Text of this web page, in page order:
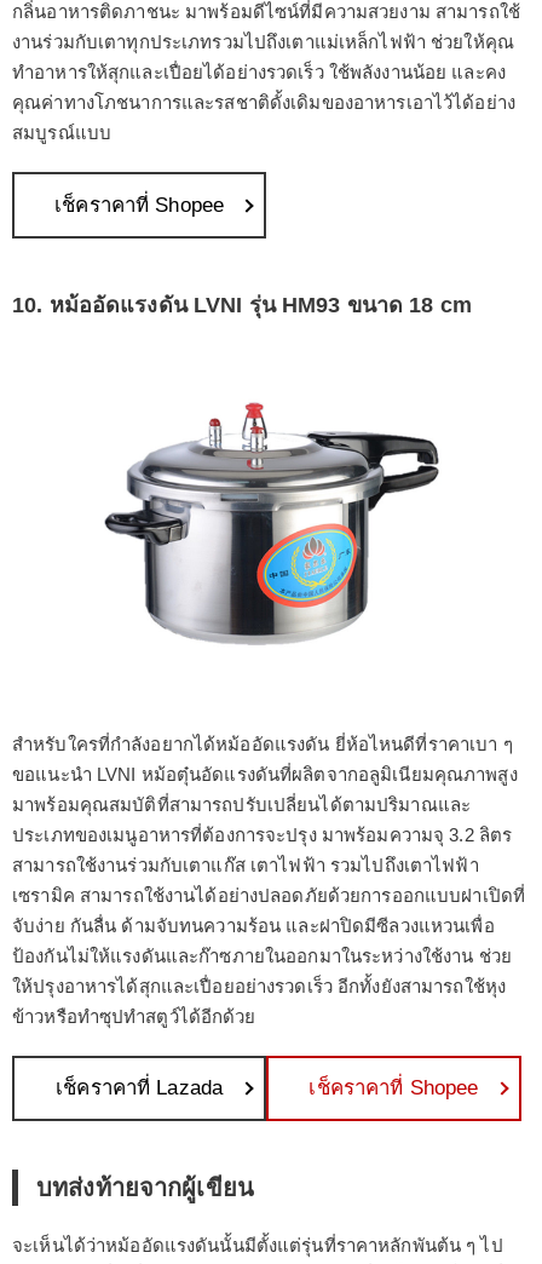
กลิ่นอาหารติดภาชนะ มาพร้อมดีไซน์ที่มีความสวยงาม สามารถใช้
งานร่วมกับเตาทุกประเภทรวมไปถึงเตาแม่เหล็กไฟฟ้า ช่วยให้คุณ
ทำอาหารให้สุกและเปื่อยได้อย่างรวดเร็ว ใช้พลังงานน้อย และคง
คุณค่าทางโภชนาการและรสชาติดั้งเดิมของอาหารเอาไว้ได้อย่าง
สมบูรณ์แบบ
เช็คราคาที่ Shopee
10. หม้ออัดแรงดัน LVNI รุ่น HM93 ขนาด 18 cm
สำหรับใครที่กำลังอยากได้หม้ออัดแรงดัน ยี่ห้อไหนดีที่ราคาเบา ๆ
ขอแนะนำ LVNI หม้อตุ๋นอัดแรงดันที่ผลิตจากอลูมิเนียมคุณภาพสูง
มาพร้อมคุณสมบัติที่สามารถปรับเปลี่ยนได้ตามปริมาณและ
ประเภทของเมนูอาหารที่ต้องการจะปรุง มาพร้อมความจุ 3.2 ลิตร
สามารถใช้งานร่วมกับเตาแก๊ส เตาไฟฟ้า รวมไปถึงเตาไฟฟ้า
เซรามิค สามารถใช้งานได้อย่างปลอดภัยด้วยการออกแบบฝาเปิดที่
จับง่าย กันลื่น ด้ามจับทนความร้อน และฝาปิดมีซีลวงแหวนเพื่อ
ป้องกันไม่ให้แรงดันและก๊าซภายในออกมาในระหว่างใช้งาน ช่วย
ให้ปรุงอาหารได้สุกและเปื่อยอย่างรวดเร็ว อีกทั้งยังสามารถใช้หุง
ข้าวหรือทำซุปทำสตูว์ได้อีกด้วย
เช็คราคาที่ Lazada เช็คราคาที่ Shopee
บทส่งท้ายจากผู้เขียน
จะเห็นได้ว่าหม้ออัดแรงดันนั้นมีตั้งแต่รุ่นที่ราคาหลักพันต้น ๆ ไป